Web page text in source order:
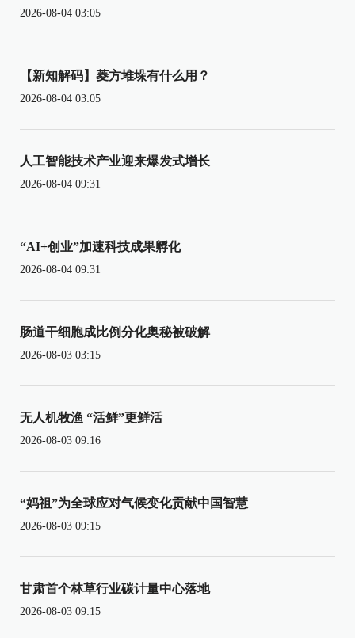
2026-08-04 03:05
【新知解码】菱方堆垛有什么用？
2026-08-04 03:05
人工智能技术产业迎来爆发式增长
2026-08-04 09:31
“AI+创业”加速科技成果孵化
2026-08-04 09:31
肠道干细胞成比例分化奥秘被破解
2026-08-03 03:15
无人机牧渔 “活鲜”更鲜活
2026-08-03 09:16
“妈祖”为全球应对气候变化贡献中国智慧
2026-08-03 09:15
甘肃首个林草行业碳计量中心落地
2026-08-03 09:15